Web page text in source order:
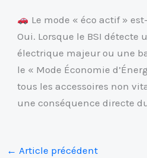
Le mode « éco actif »
Oui. Lorsque le BSI détecte
électrique majeur ou une
le « Mode Économie
tous les accessoires non
une conséquence directe
← Article précédent